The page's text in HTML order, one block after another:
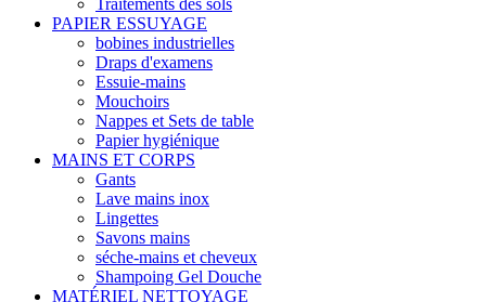
Traitements des sols
PAPIER ESSUYAGE
bobines industrielles
Draps d'examens
Essuie-mains
Mouchoirs
Nappes et Sets de table
Papier hygiénique
MAINS ET CORPS
Gants
Lave mains inox
Lingettes
Savons mains
séche-mains et cheveux
Shampoing Gel Douche
MATÉRIEL NETTOYAGE